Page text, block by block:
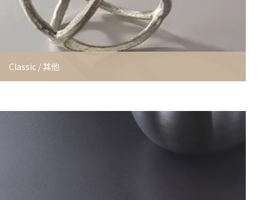
Classic / 其他